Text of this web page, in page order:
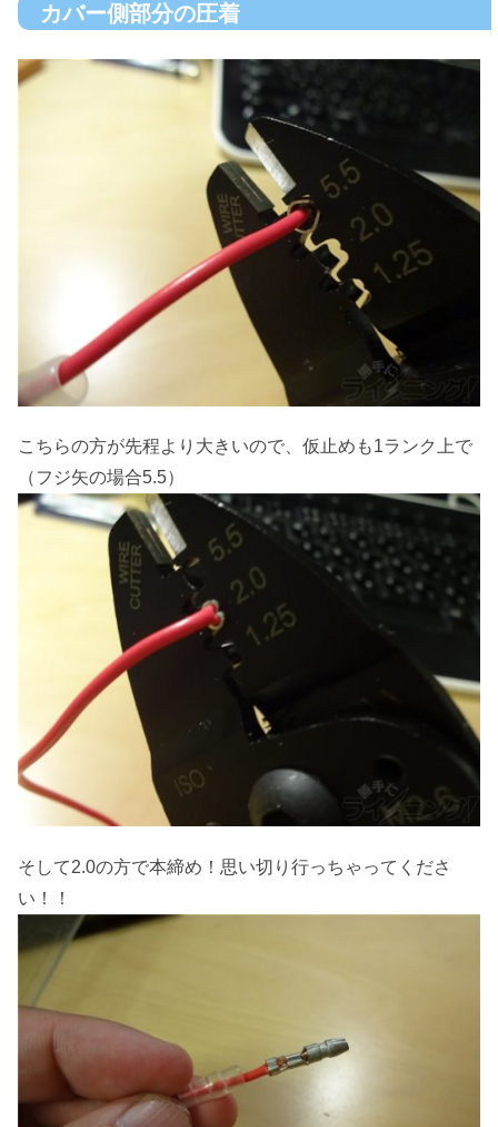
カバー側部分の圧着
こちらの方が先程より大きいので、仮止めも1ランク上で
（フジ矢の場合5.5）
そして2.0の方で本締め！思い切り行っちゃってくださ
い！！